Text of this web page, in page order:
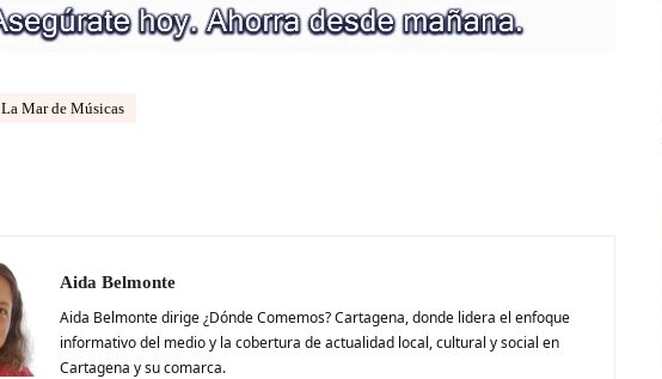
La Mar de Músicas
Aida Belmonte
Aida Belmonte dirige ¿Dónde Comemos? Cartagena, donde lidera el enfoque
informativo del medio y la cobertura de actualidad local, cultural y social en
Cartagena y su comarca.